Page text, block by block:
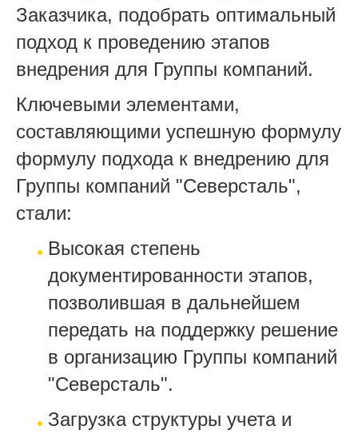
Заказчика, подобрать оптимальный
подход к проведению этапов
внедрения для Группы компаний.
Ключевыми элементами,
составляющими успешную формулу
формулу подхода к внедрению для
Группы компаний "Северсталь",
стали:
Высокая степень
документированности этапов,
позволившая в дальнейшем
передать на поддержку решение
в организацию Группы компаний
"Северсталь".
Загрузка структуры учета и